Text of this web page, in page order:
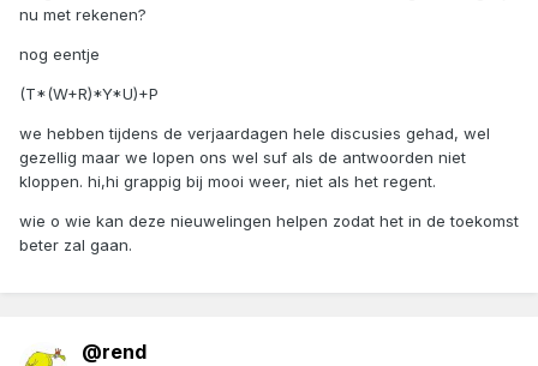
nu met rekenen?
nog eentje
(T*(W+R)*Y*U)+P
we hebben tijdens de verjaardagen hele discusies gehad, wel
gezellig maar we lopen ons wel suf als de antwoorden niet
kloppen. hi,hi grappig bij mooi weer, niet als het regent.
wie o wie kan deze nieuwelingen helpen zodat het in de toekomst
beter zal gaan.
@rend